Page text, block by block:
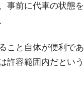
事前に代車の状態
こと自体が便利で
許容範囲内だとい